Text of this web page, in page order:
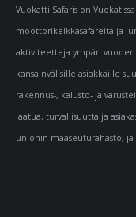
Vuokatti Safaris on
moottorikelkkasafareita ja
aktiviteetteja ympäri
kansainvälisille asiakkaille
rakennus-, kalusto- ja
laatua, turvallisuutta ja
unionin maaseuturahasto, ja